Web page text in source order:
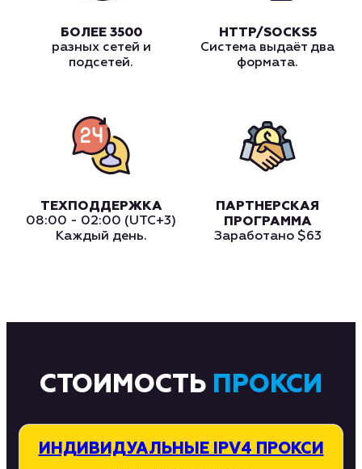
БОЛЕЕ 3500
разных сетей и
подсетей.
HTTP/SOCKS5
Система выдаёт два
формата.
ТЕХПОДДЕРЖКА
08:00 - 02:00 (UTC+3)
Каждый день.
ПАРТНЕРСКАЯ
ПРОГРАММА
Заработано $63
СТОИМОСТЬ ПРОКСИ
ИНДИВИДУАЛЬНЫЕ IPV4 ПРОКСИ